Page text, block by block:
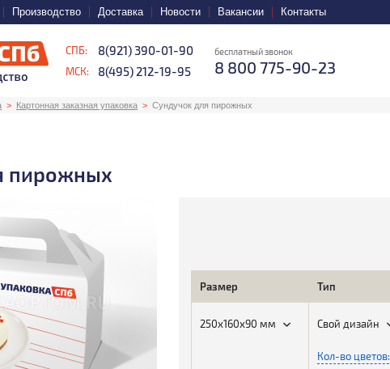
Производство Доставка Новости Вакансии Контакты
СПБ: 8(921) 390-01-90
МСК: 8(495) 212-19-95
бесплатный звонок
8 800 775-90-23
Картонная заказная упаковка Сундучок для пирожных
пирожных
Размер Тип
250х160х90 мм Свой дизайн
Кол-во цветов: